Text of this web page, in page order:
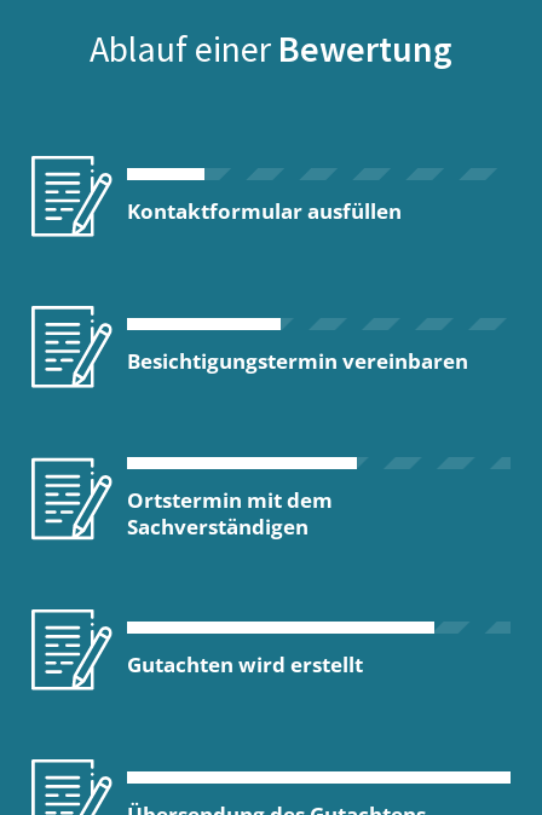
Ablauf einer Bewertung
Kontaktformular ausfüllen
Besichtigungstermin vereinbaren
Ortstermin mit dem
Sachverständigen
Gutachten wird erstellt